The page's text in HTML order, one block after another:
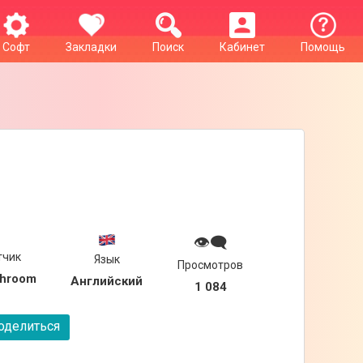
Помощь
Кабинет
Поиск
Закладки
Софт
Язык
Английский
👁‍🗨
Просмотров
1 084